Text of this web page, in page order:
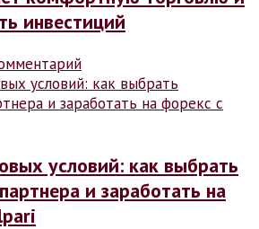
инвестиций
условий: как выбрать
и заработать на